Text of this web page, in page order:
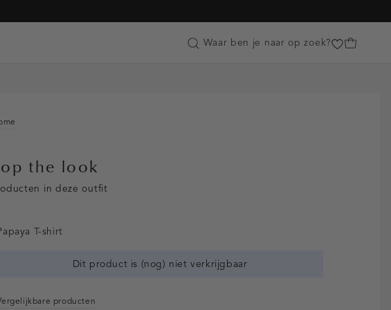
& creditcard
Customer Care
Waar ben je naar op zoek?
the look
in deze outfit
T-shirt
Dit product is (nog) niet verkrijgbaar
producten